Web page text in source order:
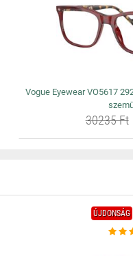
Vogue Eyewear VO5617
30235 Ft
ÚJDONSÁG